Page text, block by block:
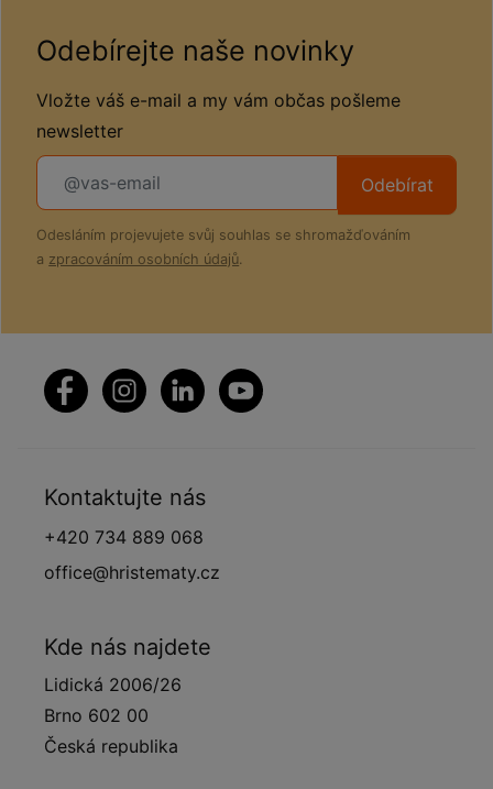
Odebírejte naše novinky
Vložte váš e-mail a my vám občas pošleme
newsletter
Odebírat
Odesláním projevujete svůj souhlas se shromažďováním
a zpracováním osobních údajů.
Kontaktujte nás
+420 734 889 068
office@hristematy.cz
Kde nás najdete
Lidická 2006/26
Brno 602 00
Česká republika